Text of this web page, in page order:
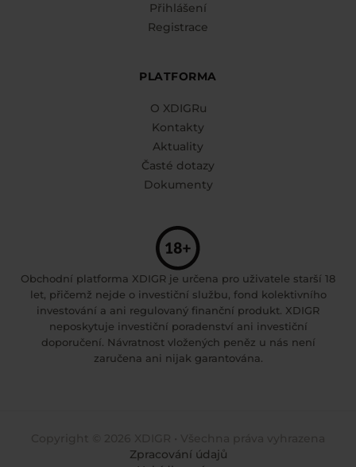
Přihlášení
Registrace
PLATFORMA
O XDIGRu
Kontakty
Aktuality
Časté dotazy
Dokumenty
Obchodní platforma XDIGR je určena pro uživatele starší 18
let, přičemž nejde o investiční službu, fond kolektivního
investování a ani regulovaný finanční produkt. XDIGR
neposkytuje investiční poradenství ani investiční
doporučení. Návratnost vložených peněz u nás není
zaručena ani nijak garantována.
Zpracování údajů